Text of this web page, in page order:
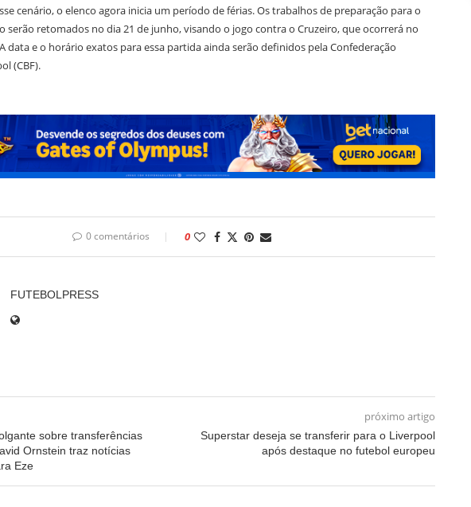
cenário, o elenco agora inicia um período de férias. Os trabalhos de preparação para o
serão retomados no dia 21 de junho, visando o jogo contra o Cruzeiro, que ocorrerá no
data e o horário exatos para essa partida ainda serão definidos pela Confederação
(CBF).
0 comentários 0
FUTEBOLPRESS
sobre transferências
Ornstein traz notícias
Eze
próximo artigo
Superstar deseja se transferir para o Liverpool
após destaque no futebol europeu